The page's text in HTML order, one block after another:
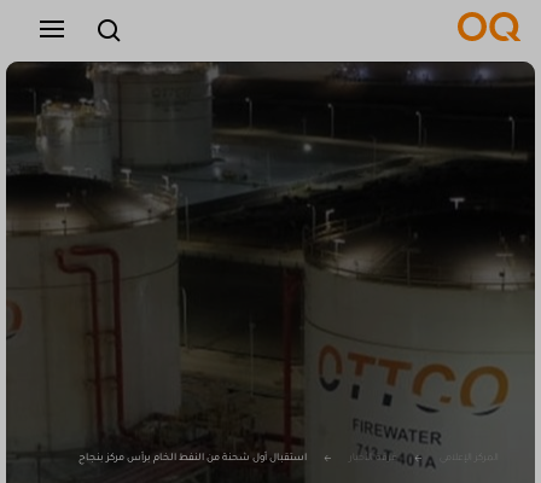
عربي
المركز الإعلامي غرفة الأخبار استقبال أول شحنة من النفط الخام برأس مركز بنجاح